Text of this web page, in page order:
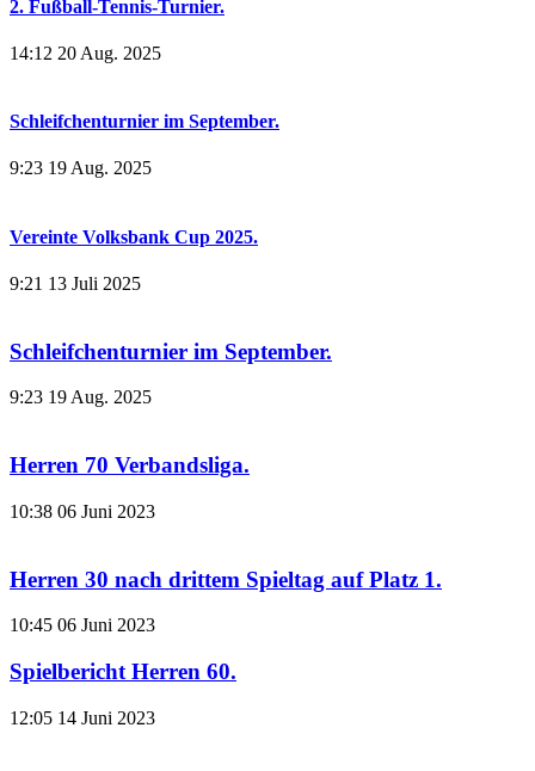
2. Fußball-Tennis-Turnier.
14:12 20 Aug. 2025
Schleifchenturnier im September.
9:23 19 Aug. 2025
Vereinte Volksbank Cup 2025.
9:21 13 Juli 2025
Schleifchenturnier im September.
9:23 19 Aug. 2025
Herren 70 Verbandsliga.
10:38 06 Juni 2023
Herren 30 nach drittem Spieltag auf Platz 1.
10:45 06 Juni 2023
Spielbericht Herren 60.
12:05 14 Juni 2023